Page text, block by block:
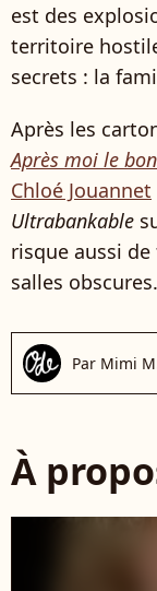
est des
territoire
secrets : la
Après les
Après moi le
Chloé Jouannet
Ultrabankable
risque aussi
salles
Par Mimi
À